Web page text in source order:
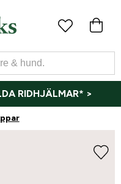
RIDHJÄLMAR* >